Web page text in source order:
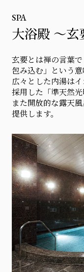
SPA
大浴殿 ～玄
玄要とは禅の言葉
包み込む」という意
広々とした内湯は
採用した「準天然光
また開放的な露天
提供します。